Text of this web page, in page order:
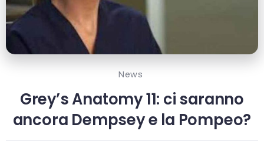
News
Grey’s Anatomy 11: ci saranno
ancora Dempsey e la Pompeo?